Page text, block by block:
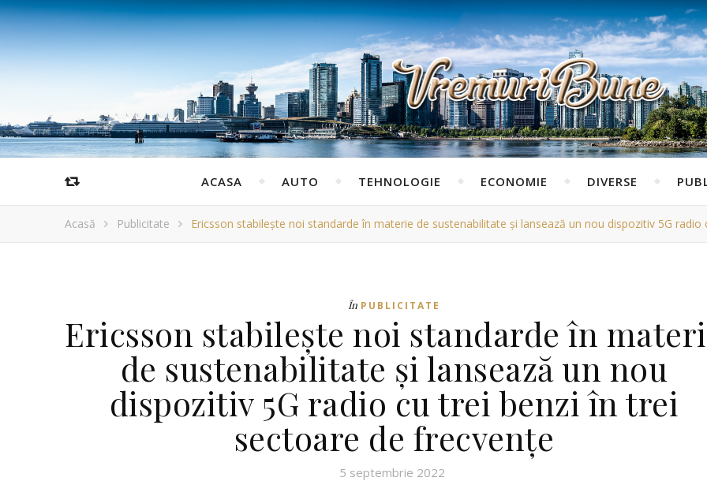
ACASA AUTO TEHNOLOGIE ECONOMIE DIVERSE
Acasă Publicitate Ericsson stabilește noi standarde în materie de sustenabilitate și lansează un nou dispozitiv 5G
În PUBLICITATE
Ericsson stabilește noi standarde în
de sustenabilitate și lansează un nou
dispozitiv 5G radio cu trei benzi în trei
sectoare de frecvențe
5 septembrie 2022